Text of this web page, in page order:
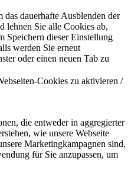
dauerhafte Ausblenden der
lehnen Sie alle Cookies ab,
Speichern dieser Einstellung
werden Sie erneut
oder einen neuen Tab zu
Cookies zu aktivieren /
die entweder in aggregierter
wie unsere Webseite
Marketingkampagnen sind,
für Sie anzupassen, um